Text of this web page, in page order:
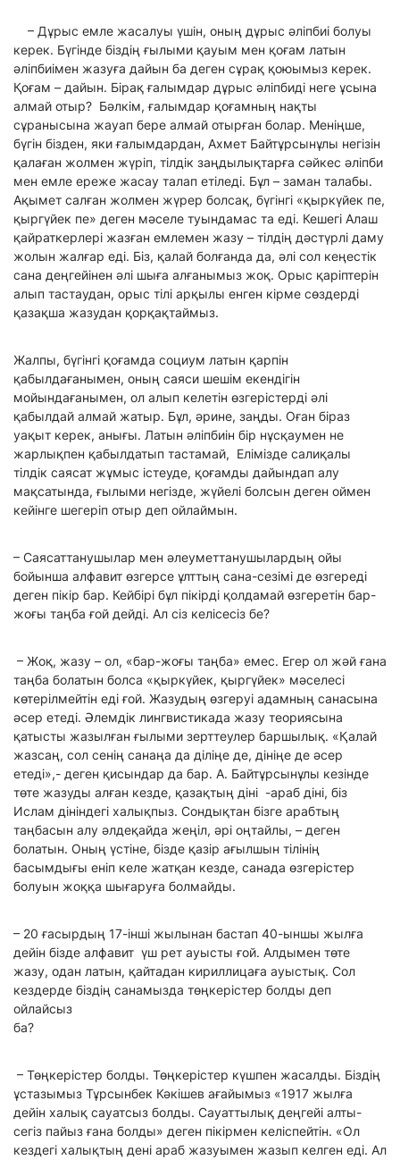
– Дұрыс емле жасалуы үшін, оның дұрыс әліпбиі болуы
керек. Бүгінде біздің ғылыми қауым мен қоғам латын
әліпбиімен жазуға дайын ба деген сұрақ қоюымыз керек.
Қоғам – дайын. Бірақ ғалымдар дұрыс әліпбиді неге ұсына
алмай отыр? Бәлкім, ғалымдар қоғамның нақты
сұранысына жауап бере алмай отырған болар. Меніңше,
бүгін бізден, яки ғалымдардан, Ахмет Байтұрсынұлы негізін
қалаған жолмен жүріп, тілдік заңдылықтарға сәйкес әліпби
мен емле ереже жасау талап етіледі. Бұл – заман талабы.
Ақымет салған жолмен жүрер болсақ, бүгінгі «қыркүйек пе,
қыргүйек пе» деген мәселе туындамас та еді. Кешегі Алаш
қайраткерлері жазған емлемен жазу – тілдің дәстүрлі даму
жолын жалғар еді. Біз, қалай болғанда да, әлі сол кеңестік
сана деңгейінен әлі шыға алғанымыз жоқ. Орыс қаріптерін
алып тастаудан, орыс тілі арқылы енген кірме сөздерді
қазақша жазудан қорқақтаймыз.
Жалпы, бүгінгі қоғамда социум латын қарпін
қабылдағанымен, оның саяси шешім екендігін
мойындағанымен, ол алып келетін өзгерістерді әлі
қабылдай алмай жатыр. Бұл, әрине, заңды. Оған біраз
уақыт керек, анығы. Латын әліпбиін бір нұсқаумен не
жарлықпен қабылдатып тастамай, Елімізде салиқалы
тілдік саясат жұмыс істеуде, қоғамды дайындап алу
мақсатында, ғылыми негізде, жүйелі болсын деген оймен
кейінге шегеріп отыр деп ойлаймын.
– Саясаттанушылар мен әлеуметтанушылардың ойы
бойынша алфавит өзгерсе ұлттың сана-сезімі де өзгереді
деген пікір бар. Кейбірі бұл пікірді қолдамай өзгеретін бар-
жоғы таңба ғой дейді. Ал сіз келісесіз бе?
– Жоқ, жазу – ол, «бар-жоғы таңба» емес. Егер ол жәй ғана
таңба болатын болса «қыркүйек, қыргүйек» мәселесі
көтерілмейтін еді ғой. Жазудың өзгеруі адамның санасына
әсер етеді. Әлемдік лингвистикада жазу теориясына
қатысты жазылған ғылыми зерттеулер баршылық. «Қалай
жазсаң, сол сенің санаңа да діліңе де, дініңе де әсер
етеді»,- деген қисындар да бар. А. Байтұрсынұлы кезінде
төте жазуды алған кезде, қазақтың діні -араб діні, біз
Ислам дініндегі халықпыз. Сондықтан бізге арабтың
таңбасын алу әлдеқайда жеңіл, әрі оңтайлы, – деген
болатын. Оның үстіне, бізде қазір ағылшын тілінің
басымдығы еніп келе жатқан кезде, санада өзгерістер
болуын жоққа шығаруға болмайды.
– 20 ғасырдың 17-інші жылынан бастап 40-ыншы жылға
дейін бізде алфавит үш рет ауысты ғой. Алдымен төте
жазу, одан латын, қайтадан кириллицаға ауыстық. Сол
кездерде біздің санамызда төңкерістер болды деп
ойлайсыз
ба?
– Төңкерістер болды. Төңкерістер күшпен жасалды. Біздің
ұстазымыз Тұрсынбек Кәкішев ағайымыз «1917 жылға
дейін халық сауатсыз болды. Сауаттылық деңгейі алты-
сегіз пайыз ғана болды» деген пікірмен келіспейтін. «Ол
кездегі халықтың дені араб жазуымен жазып келген еді. Ал